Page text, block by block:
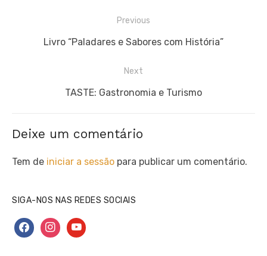
Previous
Previous
Livro “Paladares e Sabores com História”
Next
Next
TASTE: Gastronomia e Turismo
Deixe um comentário
Tem de iniciar a sessão para publicar um comentário.
SIGA-NOS NAS REDES SOCIAIS
facebookinstagramyoutube